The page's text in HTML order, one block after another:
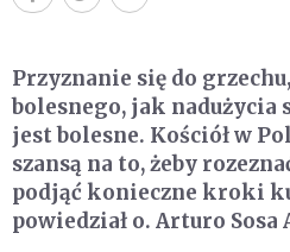
Przyznanie się do
bolesnego, jak nadużycia
jest bolesne. Kościół w
szansą na to, żeby
podjąć konieczne kroki
powiedział o. Arturo Sosa